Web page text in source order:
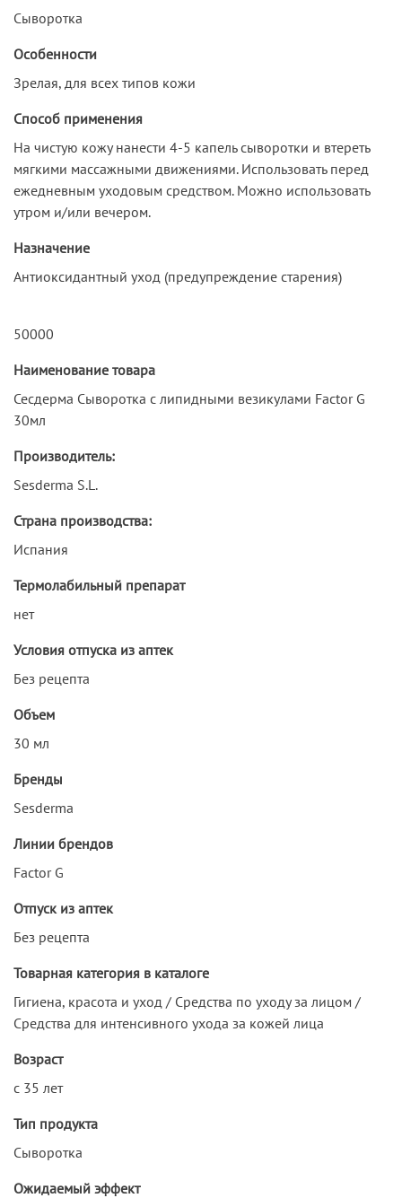
Сыворотка
Особенности
Зрелая, для всех типов кожи
Способ применения
На чистую кожу нанести 4-5 капель сыворотки и втереть
мягкими массажными движениями. Использовать перед
ежедневным уходовым средством. Можно использовать
утром и/или вечером.
Назначение
Антиоксидантный уход (предупреждение старения)
50000
Наименование товара
Сесдерма Сыворотка с липидными везикулами Factor G
30мл
Производитель:
Sesderma S.L.
Страна производства:
Испания
Термолабильный препарат
нет
Условия отпуска из аптек
Без рецепта
Объем
30 мл
Бренды
Sesderma
Линии брендов
Factor G
Отпуск из аптек
Без рецепта
Товарная категория в каталоге
Гигиена, красота и уход / Средства по уходу за лицом /
Средства для интенсивного ухода за кожей лица
Возраст
с 35 лет
Тип продукта
Сыворотка
Ожидаемый эффект